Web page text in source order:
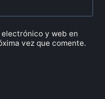
y web en
vez que comente.